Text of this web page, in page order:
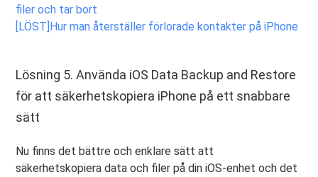
filer och tar bort
[LÖST]Hur man återställer förlorade kontakter på iPhone
Lösning 5. Använda iOS Data Backup and Restore
för att säkerhetskopiera iPhone på ett snabbare
sätt
Nu finns det bättre och enklare sätt att
säkerhetskopiera data och filer på din iOS-enhet och det